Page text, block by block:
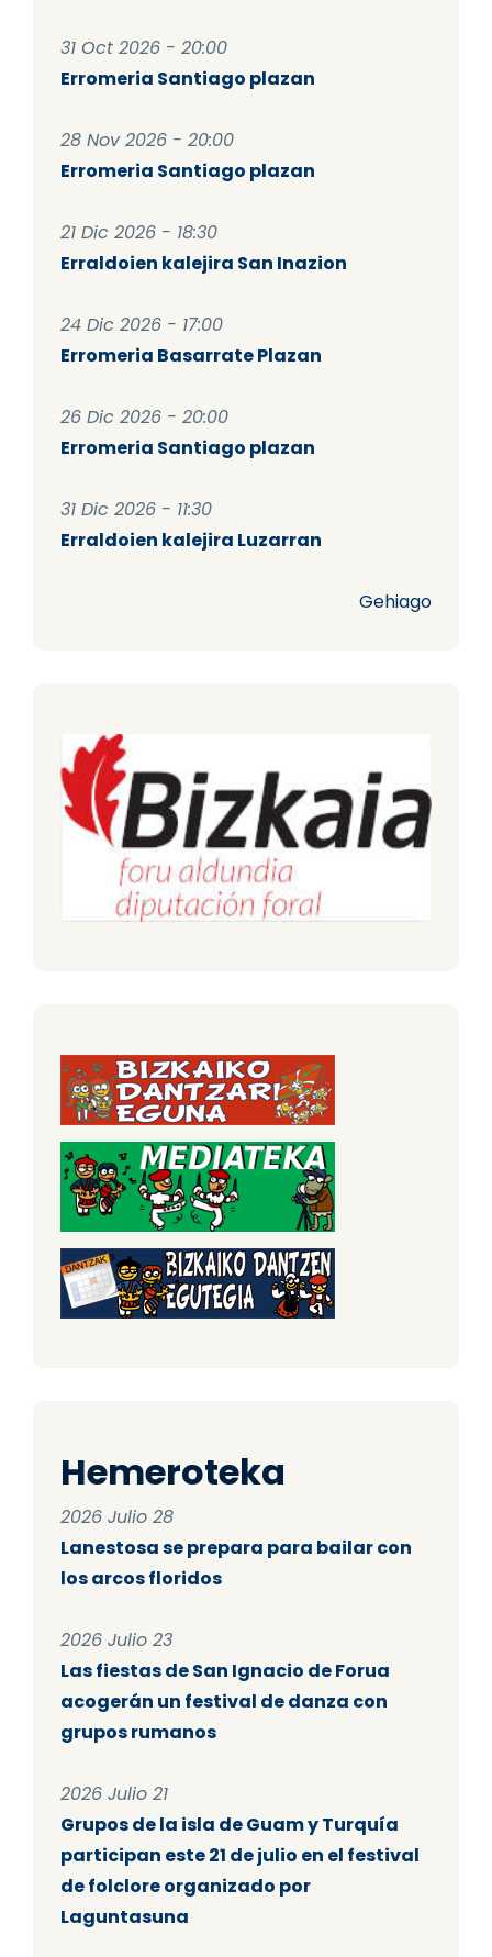
31 Oct 2026 - 20:00
Erromeria Santiago plazan
28 Nov 2026 - 20:00
Erromeria Santiago plazan
21 Dic 2026 - 18:30
Erraldoien kalejira San Inazion
24 Dic 2026 - 17:00
Erromeria Basarrate Plazan
26 Dic 2026 - 20:00
Erromeria Santiago plazan
31 Dic 2026 - 11:30
Erraldoien kalejira Luzarran
Gehiago
Hemeroteka
2026 Julio 28
Lanestosa se prepara para bailar con
los arcos floridos
2026 Julio 23
Las fiestas de San Ignacio de Forua
acogerán un festival de danza con
grupos rumanos
2026 Julio 21
Grupos de la isla de Guam y Turquía
participan este 21 de julio en el festival
de folclore organizado por
Laguntasuna